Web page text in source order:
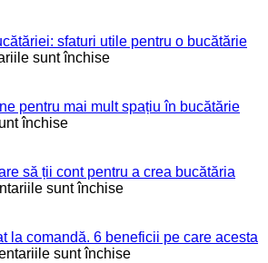
sfaturi utile pentru o bucătărie
sunt închisepentru
sfaturi
bucătărie
de
pentru mai mult spațiu în bucătărie
închisepentru
moderne
pentru
spațiu
în
să ții cont pentru a crea bucătăria
sunt închisepentru
de
care
la comandă. 6 beneficii pe care acesta
sunt închisepentru